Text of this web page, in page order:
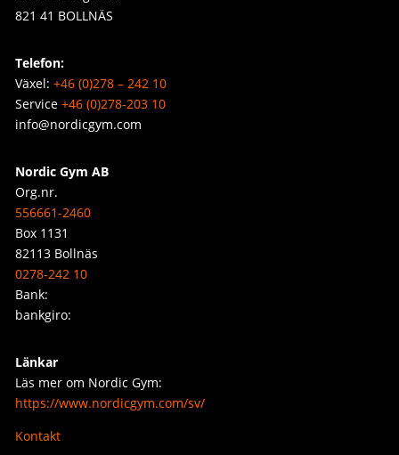
821 41 BOLLNÄS
Telefon:
Växel: +46 (0)278 – 242 10
Service +46 (0)278-203 10
info@nordicgym.com
Nordic Gym AB
Org.nr.
556661-2460
Box 1131
82113 Bollnäs
0278-242 10
Bank:
bankgiro:
Länkar
Läs mer om Nordic Gym:
https://www.nordicgym.com/sv/
Kontakt